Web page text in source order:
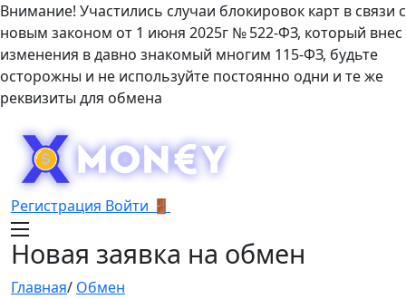
Внимание! Участились случаи блокировок карт в связи с
новым законом от 1 июня 2025г № 522-ФЗ, который внес
изменения в давно знакомый многим 115-ФЗ, будьте
осторожны и не используйте постоянно одни и те же
реквизиты для обмена
Регистрация Войти 🚪
Новая заявка на обмен
Главная/ Обмен